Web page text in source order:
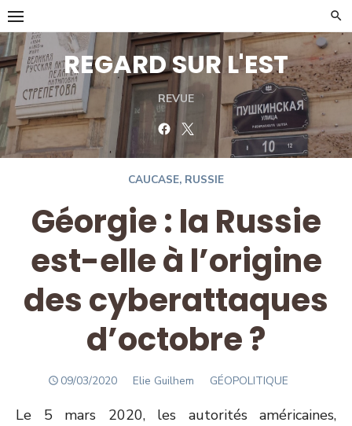
Skip
to
content
REGARD SUR L'EST
REVUE
FacebookTwitter
CAUCASE, RUSSIE
Géorgie : la Russie
est-elle à l’origine
des cyberattaques
d’octobre ?
POSTED
09/03/2020 Author
Elie Guilhem GÉOPOLITIQUE
Le 5 mars 2020, les autorités américaines,